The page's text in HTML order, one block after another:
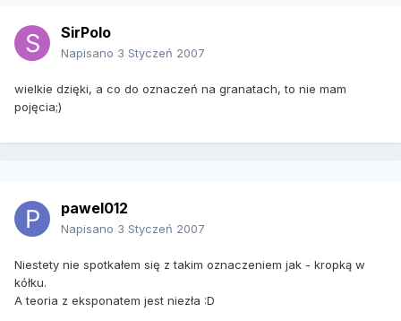
SirPolo
Napisano 3 Styczeń 2007
wielkie dzięki, a co do oznaczeń na granatach, to nie mam
pojęcia;)
pawel012
Napisano 3 Styczeń 2007
Niestety nie spotkałem się z takim oznaczeniem jak - kropką w
kółku.
A teoria z eksponatem jest niezła :D